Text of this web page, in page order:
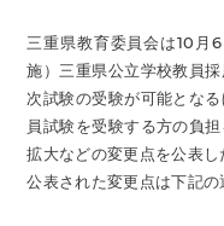
三重県教育委員会は10月
施）三重県公立学校教員
次試験の受験が可能とな
員試験を受験する方の負
拡大などの変更点を公表し
公表された変更点は下記の